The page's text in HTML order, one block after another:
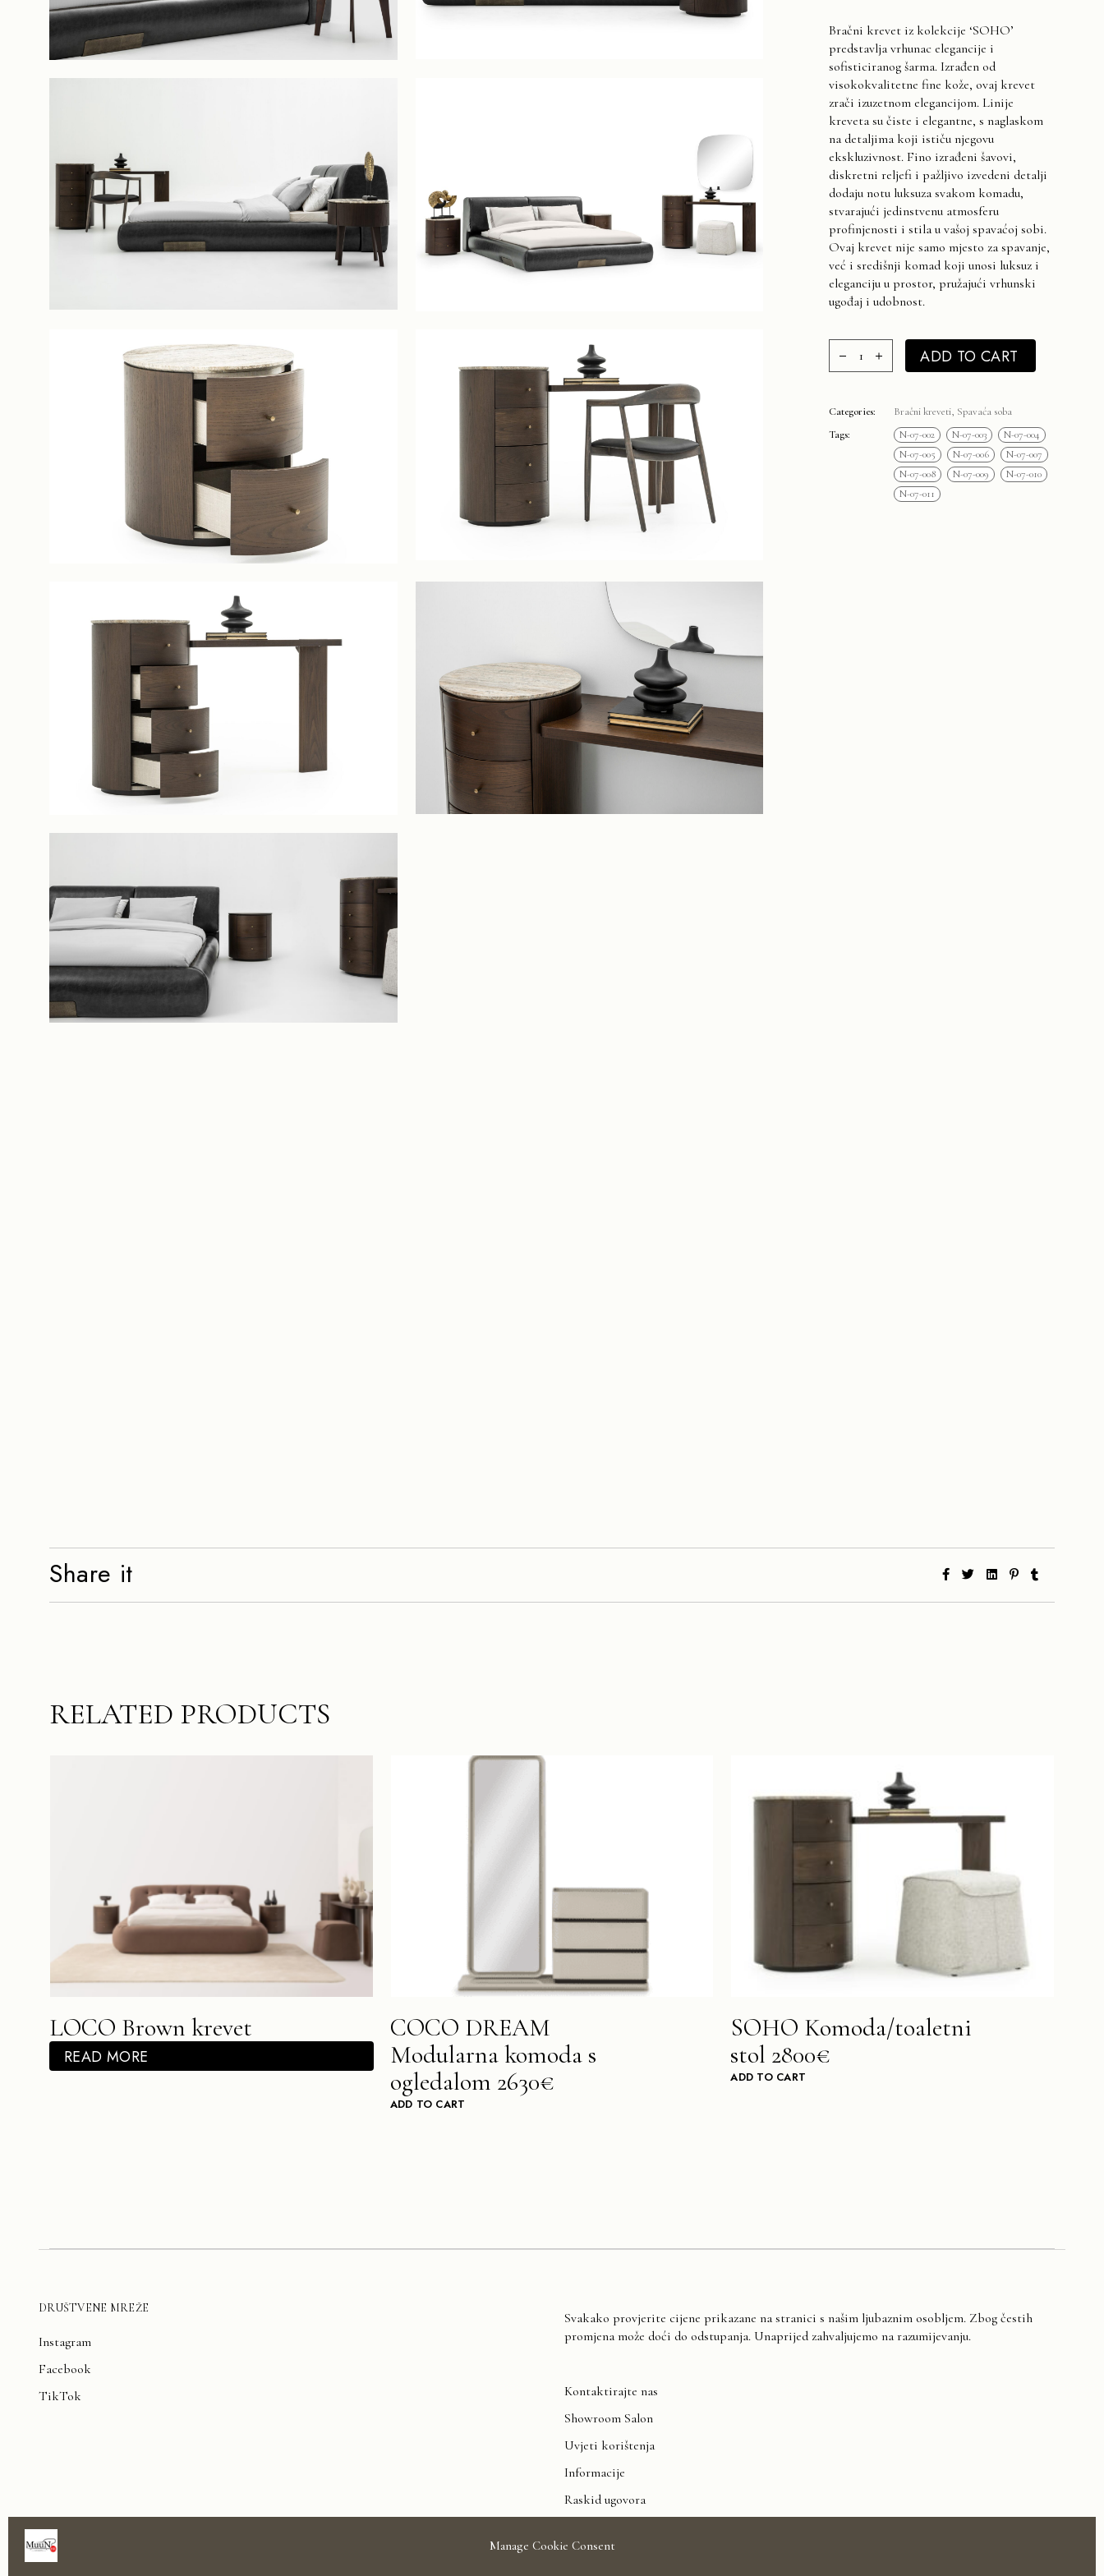
Manage Cookie Consent
Bračni krevet iz kolekcije ‘SOHO’
predstavlja vrhunac elegancije i
sofisticiranog šarma. Izrađen od
visokokvalitetne fine kože, ovaj krevet
zrači izuzetnom elegancijom. Linije
kreveta su čiste i elegantne, s naglaskom
na detaljima koji ističu njegovu
ekskluzivnost. Fino izrađeni šavovi,
diskretni reljefi i pažljivo izvedeni detalji
dodaju notu luksuza svakom komadu,
stvarajući jedinstvenu atmosferu
profinjenosti i stila u vašoj spavaćoj sobi.
Ovaj krevet nije samo mjesto za spavanje,
već i središnji komad koji unosi luksuz i
eleganciju u prostor, pružajući vrhunski
ugođaj i udobnost.
SOHO Bračni krevet (160) 2500€ quantity
ADD TO CART
Categories: Bračni kreveti, Spavaća soba
Tags:
N-07-002 N-07-003
N-07-004
N-07-005
N-07-006
N-07-007
N-07-008
N-07-009
N-07-010
N-07-011
Share it
RELATED PRODUCTS
LOCO Brown krevet
READ MORE
COCO DREAM
Modularna komoda s
ogledalom 2630€
ADD TO CART
SOHO Komoda/toaletni
stol 2800€
ADD TO CART
DRUŠTVENE MREŽE
Instagram
Facebook
TikTok
Svakako provjerite cijene prikazane na stranici s našim ljubaznim osobljem. Zbog čestih
promjena može doći do odstupanja. Unaprijed zahvaljujemo na razumijevanju.
Kontaktirajte nas
Showroom Salon
Uvjeti korištenja
Informacije
Raskid ugovora